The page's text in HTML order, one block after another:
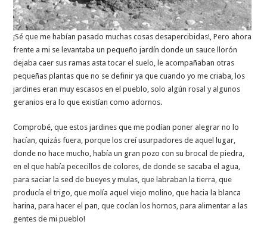
¡Sé que me habían pasado muchas cosas desapercibidas!, Pero ahora
frente a mi se levantaba un pequeño jardín donde un sauce llorón
dejaba caer sus ramas asta tocar el suelo, le acompañaban otras
pequeñas plantas que no se definir ya que cuando yo me criaba, los
jardines eran muy escasos en el pueblo, solo algún rosal y algunos
geranios era lo que existían como adornos.
Comprobé, que estos jardines que me podían poner alegrar no lo
hacían, quizás fuera, porque los creí usurpadores de aquel lugar,
donde no hace mucho, había un gran pozo con su brocal de piedra,
en el que había pececillos de colores, de donde se sacaba el agua,
para saciar la sed de bueyes y mulas, que labraban la tierra, que
producía el trigo, que molía aquel viejo molino, que hacia la blanca
harina, para hacer el pan, que cocían los hornos, para alimentar a las
gentes de mi pueblo!